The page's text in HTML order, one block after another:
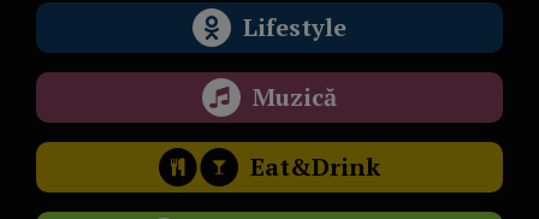
Lifestyle
Muzică
Eat&Drink